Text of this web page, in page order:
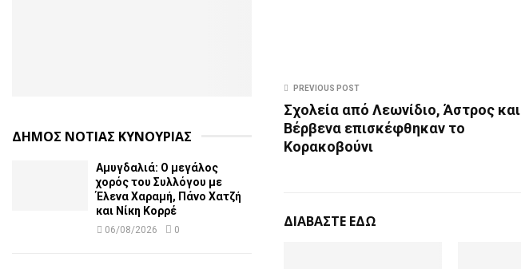
PREVIOUS POST
Σχολεία από Λεωνίδιο, Άστρος και
Βέρβενα επισκέφθηκαν το
Κορακοβούνι
ΔΙΑΒΑΣΤΕ ΕΔΩ
ΔΗΜΟΣ ΝΟΤΙΑΣ ΚΥΝΟΥΡΙΑΣ
Αμυγδαλιά: Ο μεγάλος
χορός του Συλλόγου με
Έλενα Χαραμή, Πάνο Χατζή
και Νίκη Κορρέ
06/08/2026 0